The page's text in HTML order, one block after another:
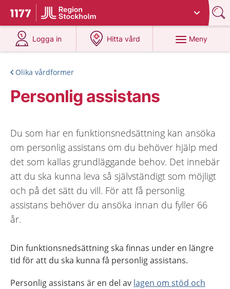
Till startsidan för 1177
Du har valt region
Logga in
på 1177.se
Hitta vård
på 1177.se
Meny
Olika vårdformer
Personlig assistans
Du som har en funktionsnedsättning kan ansöka
om personlig assistans om du behöver hjälp med
det som kallas grundläggande behov. Det innebär
att du ska kunna leva så självständigt som möjligt
och på det sätt du vill. För att få personlig
assistans behöver du ansöka innan du fyller 66
år.
Din funktionsnedsättning ska finnas under en längre
tid för att du ska kunna få personlig assistans.
Personlig assistans är en del av lagen om stöd och